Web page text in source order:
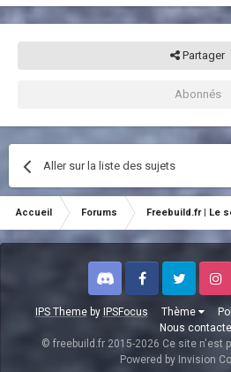
Partager
Abonnés
Aller sur la liste des sujets
Accueil Forums Freebuild.fr | Le
IPS Themeby IPSFocus Thème
Nous
Discord FacebookTwitter
© freebuild.fr 2015-2026 Ce site n'est
Powered by Invision